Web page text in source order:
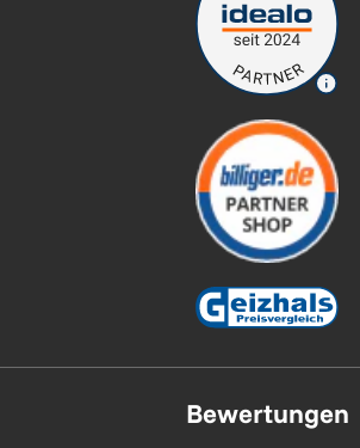
Bewertungen